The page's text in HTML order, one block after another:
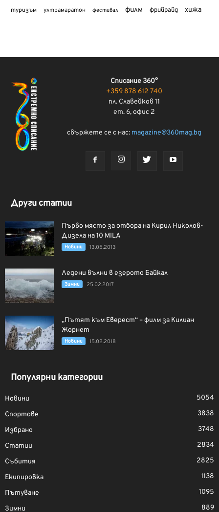
туризъм ултрамаратон фестивал филм фрийрайд хижа
Списание 360°
+359 878 612 740
пл. Славейков 11
ет. 6, офис 2
свържете се с нас: magazine@360mag.bg
Други статии
Първо място за отбора на Кирил Николов-
Дизела на 10 MILA
Новини 13.05.2013
Ледени вълни в езерото Байкал
Зимни 25.02.2017
„Пътят към Еверест“ – филм за Килиан
Жорнет
Новини 15.02.2018
Популярни категории
Новини
5054
Спортове
3838
Избрано
3748
Статии
2834
Събития
2825
Екипировка
1138
Пътуване
1095
Зимни
889